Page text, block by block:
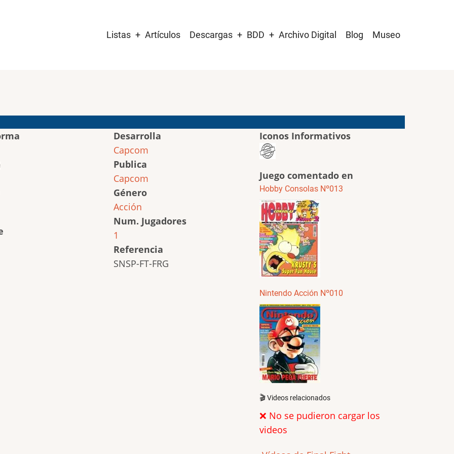
navigation
Listas Artículos Descargas BDD Archivo Digital Blog Museo
Desarrolla
Capcom
Publica
Capcom
Género
Acción
Num. Jugadores
1
Referencia
SNSP-FT-FRG
Iconos Informativos
Juego comentado en
Hobby Consolas Nº013
Nintendo Acción Nº010
🎬 Videos relacionados
❌ No se pudieron cargar los
videos